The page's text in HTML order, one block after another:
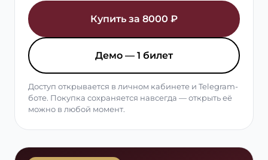
Купить за 8000 ₽
Демо — 1 билет
Доступ открывается в личном кабинете и Telegram-
боте. Покупка сохраняется навсегда — открыть её
можно в любой момент.